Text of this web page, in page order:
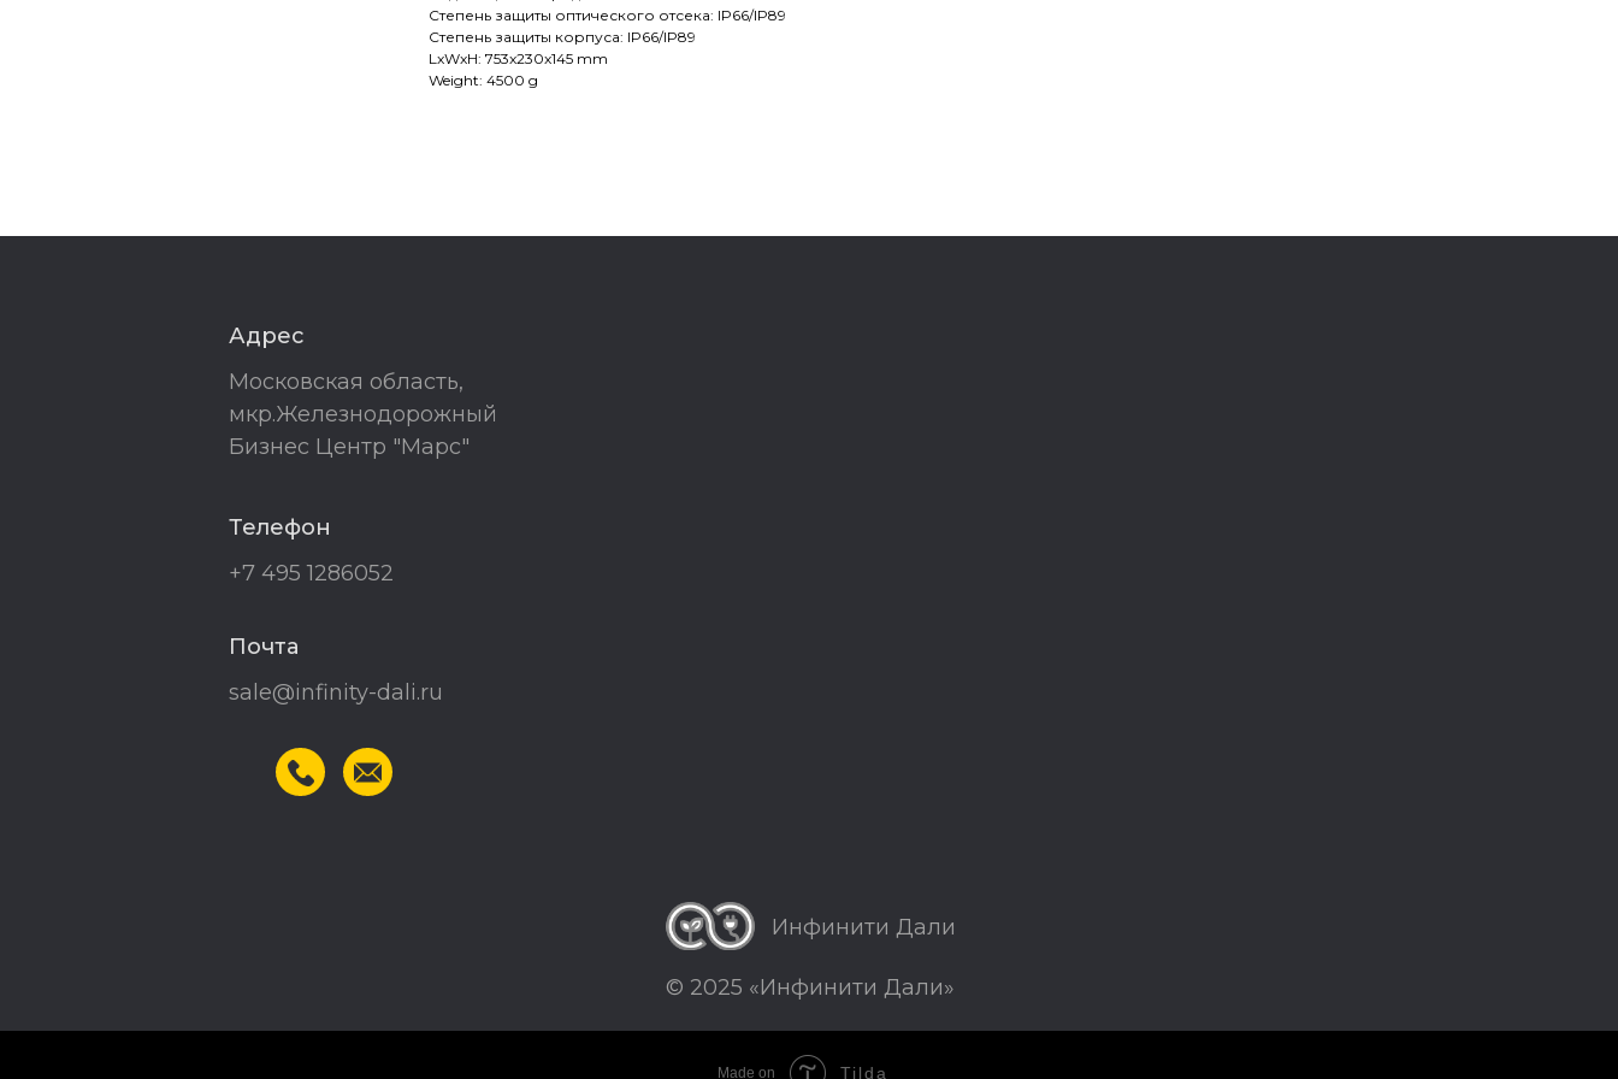
Степень защиты оптического отсека: IP66/IP89
Степень защиты корпуса: IP66/IP89
LxWxH: 753x230x145 mm
Weight: 4500 g
© 2025 «Инфинити Дали»
Адрес
Московская область,
мкр.Железнодорожный
Бизнес Центр "Марс"
Телефон
+7 495 1286052
Почта
sale@infinity-dali.ru
Инфинити Дали
Made on Tilda